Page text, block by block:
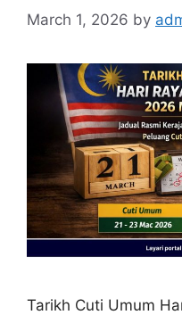
March 1, 2026 by
Tarikh Cuti Umum